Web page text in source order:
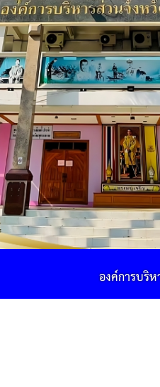
องค์การบริหารส่วน